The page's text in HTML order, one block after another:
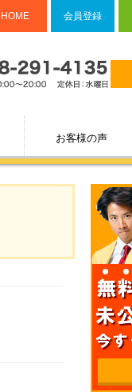
HOME 会員登録
お客様の声